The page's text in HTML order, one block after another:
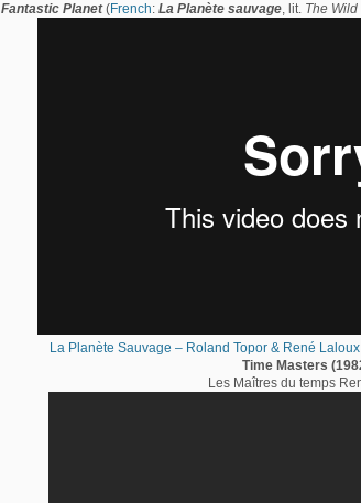
Fantastic Planet(French:La Planète sauvage, lit. The
La Planète Sauvage – Roland Topor & René
Time Masters
Les Maîtres du temps